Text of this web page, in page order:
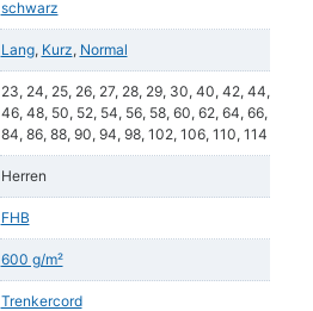
schwarz
Lang, Kurz, Normal
23, 24, 25, 26, 27, 28, 29, 30, 40, 42, 44,
46, 48, 50, 52, 54, 56, 58, 60, 62, 64, 66,
84, 86, 88, 90, 94, 98, 102, 106, 110, 114
Herren
FHB
600 g/m²
Trenkercord